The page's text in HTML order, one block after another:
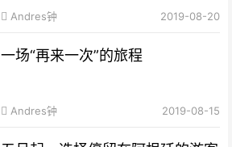
Andres钟 2019-08-20
一场“再来一次”的旅程
Andres钟 2019-08-15